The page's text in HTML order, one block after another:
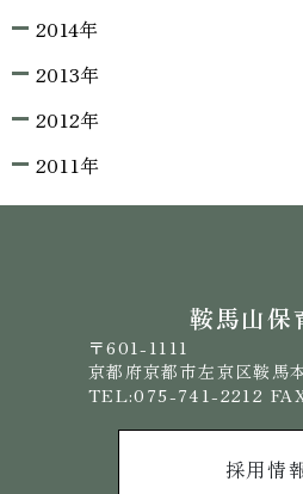
2014年
2013年
2012年
2011年
鞍馬山保
〒601-1111
京都府京都市左京区鞍馬
TEL:075-741-2212
採用情